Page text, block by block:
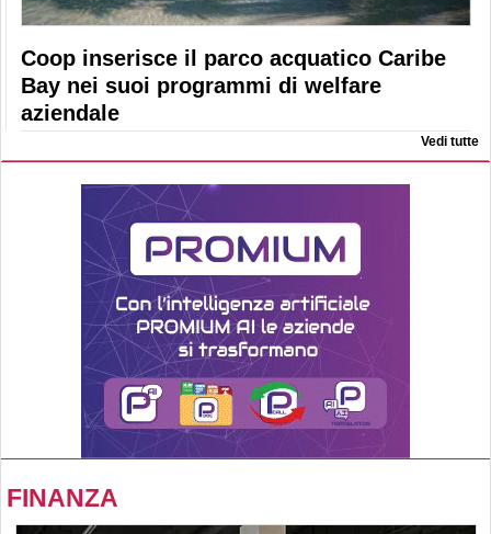
Coop inserisce il parco acquatico Caribe
Bay nei suoi programmi di welfare
aziendale
Vedi tutte
FINANZA